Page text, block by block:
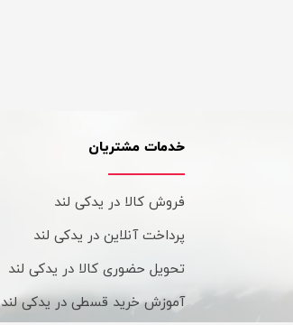
خدمات مشتریان
فروش کالا در یدکی لند
پرداخت آنلاین در یدکی لند
تحویل حضوری کالا در یدکی لند
آموزش خرید قسطی در یدکی لند